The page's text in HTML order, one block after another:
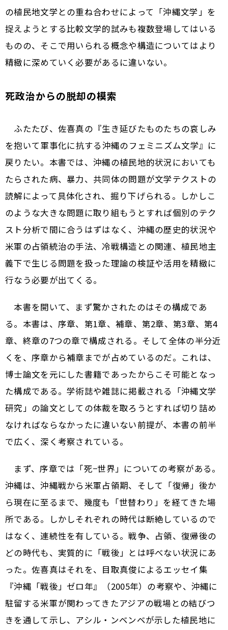
の植民地文学との重ね合わせによって「沖縄文学」を
捉えようとする比較文学的試みも複数登場してはいる
ものの、そこで用いられる概念や構造についてはより
精緻に深めていく必要があるに違いない。
死政治からの脱却の模索
ふたたび、佐喜真の『生き延びたものたちの哀しみ
を抱いて――軍事化に抗する沖縄のフェミニズム文学』に
戻りたい。本書では、沖縄の植民地的状況においても
たらされた病、暴力、共同体の問題が文学テクストの
読解によって具体化され、掘り下げられる。しかしこ
のような大きな問題に取り組もうとすれば個別のテク
スト分析で間に合うはずはなく、沖縄の歴史的状況や
米軍の占領統治の手法、冷戦構造との関連、植民地主
義下で生じる問題を扱った理論の検証や活用を精緻に
行なう必要が出てくる。
本書を開いて、まず驚かされたのはその構成であ
る。本書は、序章、第1章、補章、第2章、第3章、第4
章、終章の7つの章で構成される。そして全体の半分近
くを、序章から補章までが占めているのだ。これは、
博士論文を元にした書籍であったからこそ可能となっ
た構成である。学術誌や雑誌に掲載される「沖縄文学
研究」の論文としての体裁を取ろうとすれば切り詰め
なければならなかったに違いない前提が、本書の前半
で広く、深く考察されている。
まず、序章では「死−世界」についての考察がある。
沖縄は、沖縄戦から米軍占領期、そして「復帰」後か
ら現在に至るまで、幾度も「世替わり」を経てきた場
所である。しかしそれぞれの時代は断絶しているので
はなく、連続性を有している。戦争、占領、復帰後の
どの時代も、実質的に「戦後」とは呼べない状況にあ
った。佐喜真はそれを、目取真俊によるエッセイ集
『沖縄「戦後」ゼロ年』（2005年）の考察や、沖縄に
駐留する米軍が関わってきたアジアの戦場との結びつ
きを通して示し、アシル・ンベンベが示した植民地に